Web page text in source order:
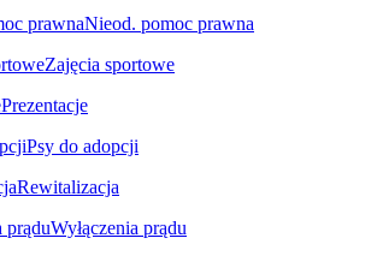
Nieod. pomoc prawna
Zajęcia sportowe
Prezentacje
Psy do adopcji
Rewitalizacja
Wyłączenia prądu